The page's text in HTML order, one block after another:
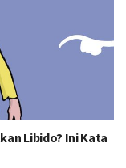
Libido? Ini Kata